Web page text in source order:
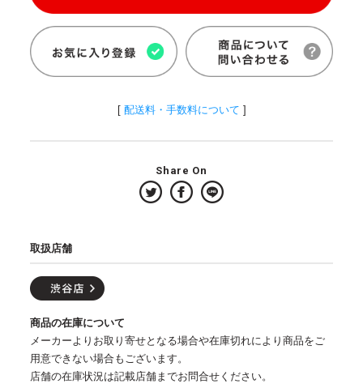
[ 配送料・手数料について ]
Share On
取扱店舗
商品の在庫について
メーカーよりお取り寄せとなる場合や在庫切れにより商品をご
用意できない場合もございます。
店舗の在庫状況は記載店舗までお問合せください。